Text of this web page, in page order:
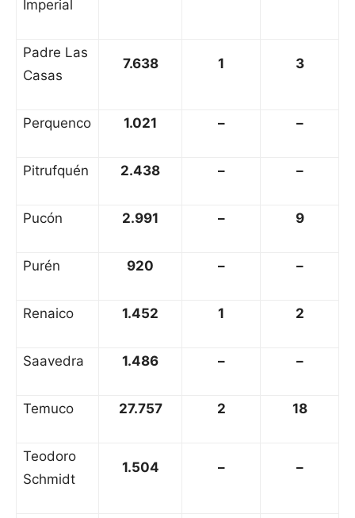
Imperial
Padre Las
Casas
7.638 1 3
Perquenco 1.021 – –
Pitrufquén 2.438 – –
Pucón 2.991 – 9
Purén 920 – –
Renaico 1.452 1 2
Saavedra 1.486 – –
Temuco 27.757 2 18
Teodoro
Schmidt
1.504 – –